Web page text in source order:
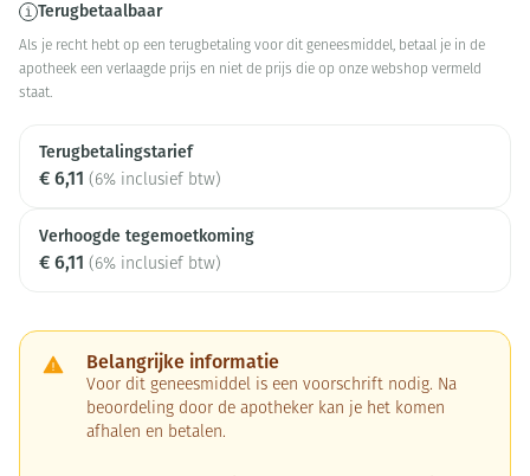
Terugbetaalbaar
Als je recht hebt op een terugbetaling voor dit geneesmiddel, betaal je in de
apotheek een verlaagde prijs en niet de prijs die op onze webshop vermeld
staat.
Terugbetalingstarief
€ 6,11 (6% inclusief btw)
Verhoogde tegemoetkoming
€ 6,11 (6% inclusief btw)
Belangrijke informatie
Voor dit geneesmiddel is een voorschrift nodig. Na
beoordeling door de apotheker kan je het komen
afhalen en betalen.